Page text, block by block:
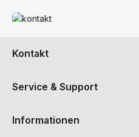
Mehr erfahren
Kontakt
Service & Support
Informationen